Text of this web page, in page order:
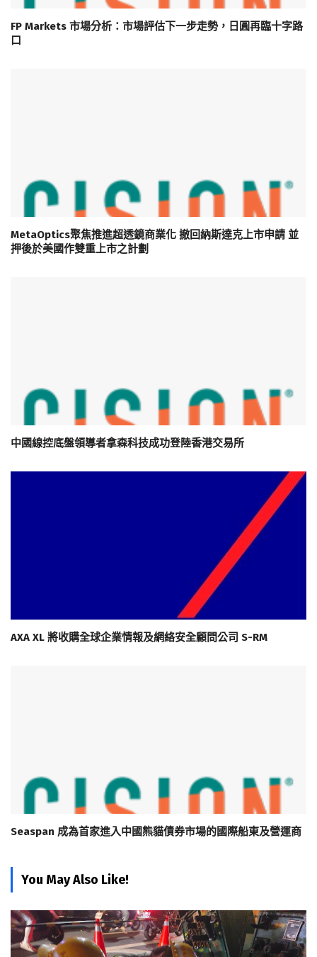
FP Markets 市場分析：市場評估下一步走勢，日圓再臨十字路
口
MetaOptics聚焦推進超透鏡商業化 撤回納斯達克上市申請 並
押後於美國作雙重上市之計劃
中國線控底盤領導者拿森科技成功登陸香港交易所
AXA XL 將收購全球企業情報及網絡安全顧問公司 S-RM
Seaspan 成為首家進入中國熊貓債券市場的國際船東及營運商
You May Also Like!